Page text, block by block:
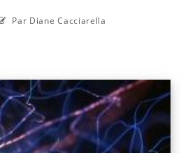
Par Diane Cacciarella